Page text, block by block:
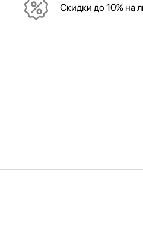
Скидки до 10% на